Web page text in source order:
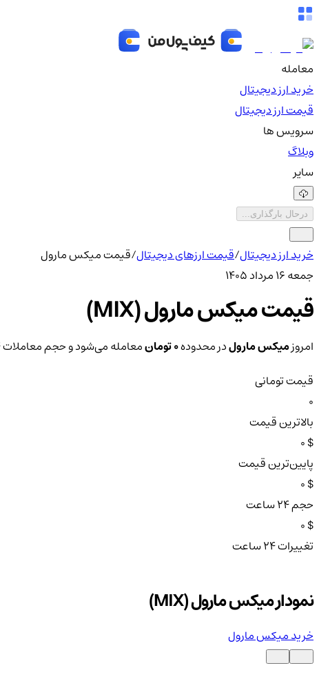
معامله
خرید ارز دیجیتال
قیمت ارز دیجیتال
سرویس ها
وبلاگ
سایر
درحال بارگذاری...
خرید ارز دیجیتال/قیمت ارزهای دیجیتال/قیمت میکس مارول
جمعه ۱۶ مرداد ۱۴۰۵
قیمت میکس مارول (MIX)
امروزمیکس مارولدر محدوده0 تومان معامله می‌شود و حجم معاملات ۲۴ ساعته آن به
قیمت تومانی
0
بالاترین قیمت
$ 0
پایین‌ترین قیمت
$ 0
حجم ۲۴ ساعت
$ 0
تغییرات ۲۴ ساعت
نمودار میکس مارول (MIX)
خرید میکس مارول